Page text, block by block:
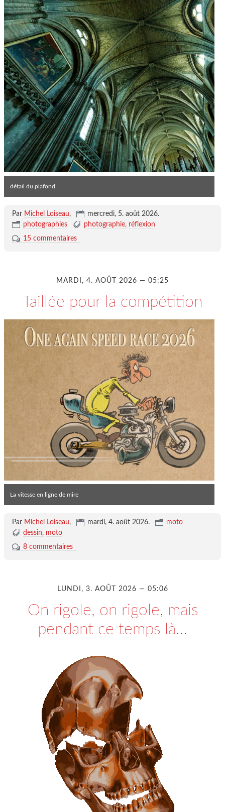
détail du plafond
Par Michel Loiseau, mercredi, 5. août 2026.
photographies
photographie réflexion
15 commentaires
MARDI, 4. AOÛT 2026 — 05:25
Taillée pour la compétition
La vitesse en ligne de mire
Par Michel Loiseau, mardi, 4. août 2026.
moto
dessin
moto
8 commentaires
LUNDI, 3. AOÛT 2026 — 05:06
On rigole, on rigole, mais
pendant ce temps là…